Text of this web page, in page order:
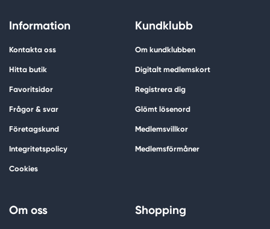
Information
Kontakta oss
Hitta butik
Favoritsidor
Frågor & svar
Företagskund
Integritetspolicy
Cookies
Kundklubb
Om kundklubben
Digitalt medlemskort
Registrera dig
Glömt lösenord
Medlemsvillkor
Medlemsförmåner
Om oss Shopping